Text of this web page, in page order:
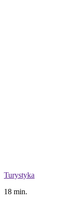
Turystyka
18 min.